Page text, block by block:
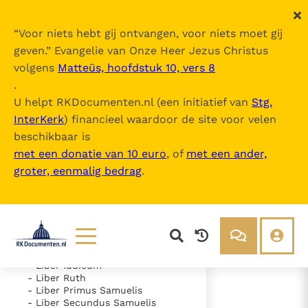
“Voor niets hebt gij ontvangen, voor niets moet gij
geven.” Evangelie van Onze Heer Jezus Christus
volgens Matteüs, hoofdstuk 10, vers 8
.
U helpt RKDocumenten.nl (een initiatief van Stg.
InterKerk) financieel waardoor de site voor velen
beschikbaar is
met een donatie van 10 euro, of met een ander,
groter, eenmalig bedrag.
Lezen
Documenten
Over ons
Nova Vulgata
Inhoudsopgave
uitklappen
- Vetus Testamentum
- Liber Exodus
- Liber Numeri
- Liber Deuteronomii
- Liber Iudicum
- Liber Ruth
- Liber Primus Samuelis
- Liber Secundus Samuelis
- Caput 5